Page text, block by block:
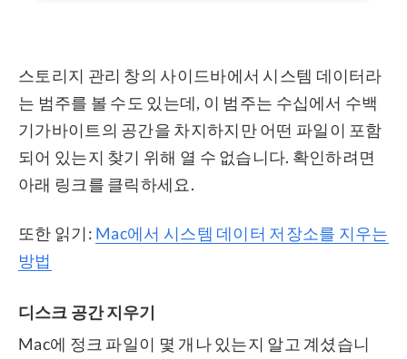
스토리지 관리 창의 사이드바에서 시스템 데이터라
는 범주를 볼 수도 있는데, 이 범주는 수십에서 수백
기가바이트의 공간을 차지하지만 어떤 파일이 포함
되어 있는지 찾기 위해 열 수 없습니다. 확인하려면
아래 링크를 클릭하세요.
또한 읽기: Mac에서 시스템 데이터 저장소를 지우는
방법
디스크 공간 지우기
Mac에 정크 파일이 몇 개나 있는지 알고 계셨습니